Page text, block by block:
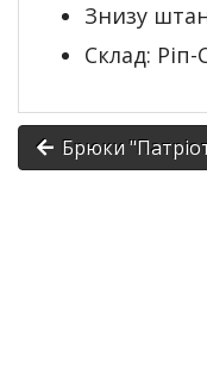
Знизу
Склад:
Брюки